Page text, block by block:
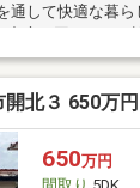
通して快適な暮ら
を気にせず寛げ
た間取り1階に寝
は平屋のような使
ができるため、
嬉しい住環境周
幼稚園もすぐそ
北３ 650万
650万円